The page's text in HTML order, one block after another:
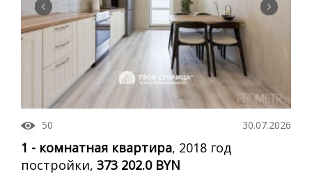
50 30.07.2026
1 - комнатная квартира, 2018 год
постройки, 373 202.0 BYN